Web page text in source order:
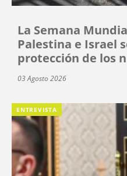
La Semana
Palestina e Israel
protección de los
03 Agosto 2026
ENTREVISTA